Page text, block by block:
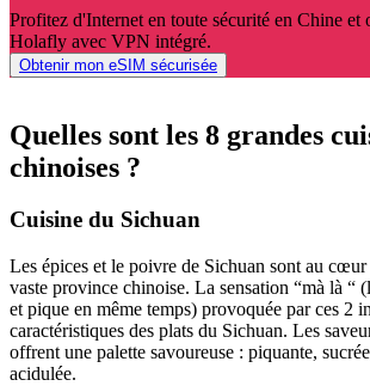
Profitez d'Internet en toute sécurité en Chine et
Holafly avec VPN intégré.
Obtenir mon eSIM sécurisée
Quelles sont les 8 grandes
chinoises ?
Cuisine du Sichuan
Les épices et le poivre de Sichuan sont au cœur
vaste province chinoise. La sensation “mà là “
et pique en même temps) provoquée par ces 2
caractéristiques des plats du Sichuan. Les
offrent une palette savoureuse : piquante,
acidulée.